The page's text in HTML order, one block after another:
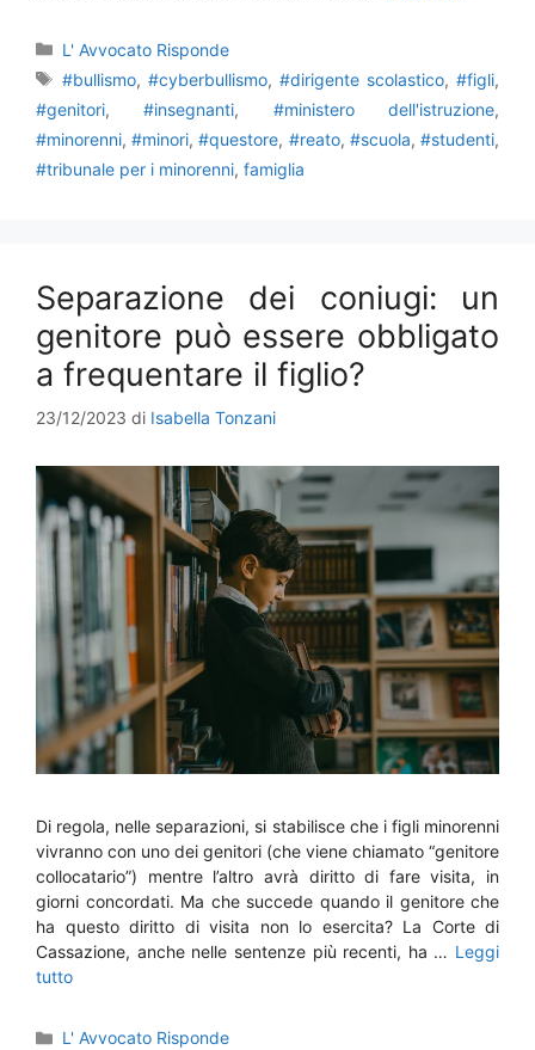
Categorie
L' Avvocato Risponde
Tag
#bullismo,#cyberbullismo,#dirigente scolastico,#figli,
#genitori,#insegnanti, #ministero dell'istruzione,
#minorenni,#minori,#questore, #reato, #scuola,#studenti,
#tribunale per i minorenni, famiglia
Separazione dei coniugi: un
genitore può essere obbligato
a frequentare il figlio?
23/12/2023 di Isabella Tonzani
Di regola, nelle separazioni, si stabilisce che i figli minorenni
vivranno con uno dei genitori (che viene chiamato “genitore
collocatario”) mentre l’altro avrà diritto di fare visita, in
giorni concordati. Ma che succede quando il genitore che
ha questo diritto di visita non lo esercita? La Corte di
Cassazione, anche nelle sentenze più recenti, ha … Leggi
tutto
Categorie
L' Avvocato Risponde